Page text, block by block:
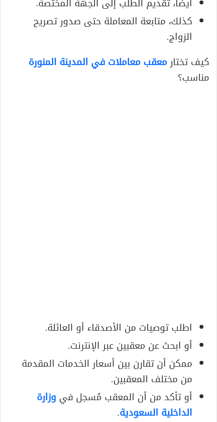
كذلك، متابعة المعاملة حتى صدور تصريح
الزواج.
كيف تختار معقب معاملات في المدينة المنورة
مناسب؟
اطلب توصيات من الأصدقاء أو العائلة.
أو ابحث عن معقبين عبر الإنترنت.
ممكن أن تقارن بين أسعار الخدمات المقدمة
من مختلف المعقبين.
أو تأكد من أن المعقب مُسجل في وزارة
الداخلية السعودية.